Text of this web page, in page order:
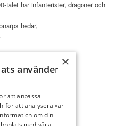
talet har infanterister, dragoner och
hedar,
×
använder
att anpassa
för att analysera vår
om din
med våra